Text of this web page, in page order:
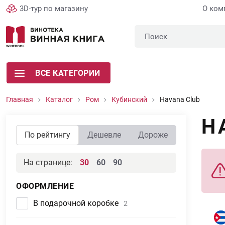
3D-тур по магазину О
ВСЕ КАТЕГОРИИ
Главная Каталог Ром Кубинский Havana Club
По рейтингу Дешевле Дороже
На странице: 30 60 90
ОФОРМЛЕНИЕ
В подарочной коробке
2